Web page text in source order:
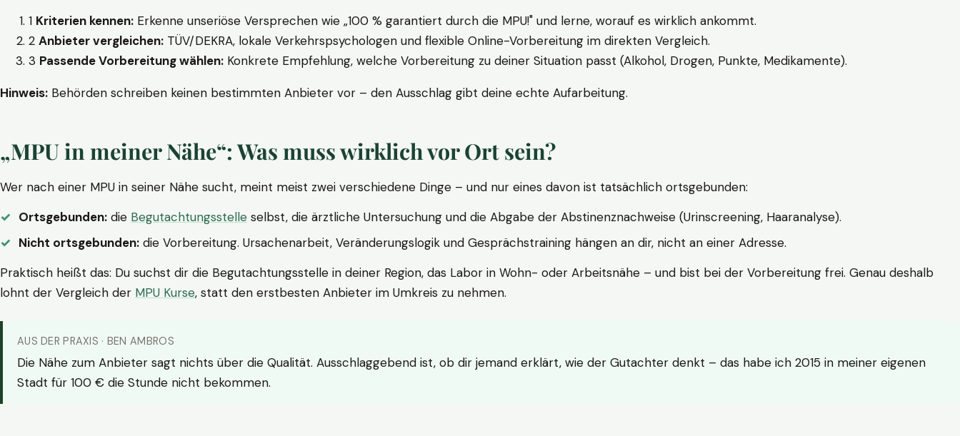
1 Kriterien kennen: Erkenne unseriöse Versprechen wie „100 % garantiert durch die MPU!" und lerne, worauf es wirklich ankommt.
2 Anbieter vergleichen: TÜV/DEKRA, lokale Verkehrspsychologen und flexible Online-Vorbereitung im direkten Vergleich.
3 Passende Vorbereitung wählen: Konkrete Empfehlung, welche Vorbereitung zu deiner Situation passt (Alkohol, Drogen, Punkte, Medikamente).
Hinweis: Behörden schreiben keinen bestimmten Anbieter vor – den Ausschlag gibt deine echte Aufarbeitung.
„MPU in meiner Nähe“: Was muss wirklich vor Ort sein?
Wer nach einer MPU in seiner Nähe sucht, meint meist zwei verschiedene Dinge – und nur eines davon ist tatsächlich ortsgebunden:
Ortsgebunden: die Begutachtungsstelle selbst, die ärztliche Untersuchung und die Abgabe der Abstinenznachweise (Urinscreening, Haaranalyse).
Nicht ortsgebunden: die Vorbereitung. Ursachenarbeit, Veränderungslogik und Gesprächstraining hängen an dir, nicht an einer Adresse.
Praktisch heißt das: Du suchst dir die Begutachtungsstelle in deiner Region, das Labor in Wohn- oder Arbeitsnähe – und bist bei der Vorbereitung frei. Genau deshalb
lohnt der Vergleich der MPU Kurse, statt den erstbesten Anbieter im Umkreis zu nehmen.
AUS DER PRAXIS · BEN AMBROS
Die Nähe zum Anbieter sagt nichts über die Qualität. Ausschlaggebend ist, ob dir jemand erklärt, wie der Gutachter denkt – das habe ich 2015 in meiner eigenen
Stadt für 100 € die Stunde nicht bekommen.